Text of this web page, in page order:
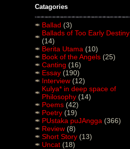
Catagories
Ballad (3)
Ballads of Too Early Destiny
(14)
Berita Utama (10)
Book of the Angels (25)
Canting (16)
Essay (190)
Interview (12)
Kulya* in deep space of
Philosophy (14)
Poems (42)
Poetry (19)
PUstaka puJAngga (366)
Review (8)
Short Story (13)
Uncat (18)